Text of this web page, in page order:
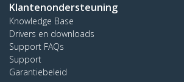
Klantenondersteuning
Knowledge Base
Drivers en downloads
Support FAQs
Support
Garantiebeleid